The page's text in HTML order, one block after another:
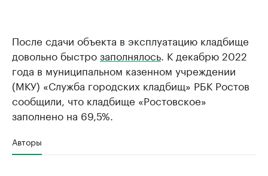
После сдачи объекта в эксплуатацию кладбище
довольно быстрозаполнялось . К декабрю 2022
года в муниципальном казенном учреждении
(МКУ) «Служба городских кладбищ» РБК Ростов
сообщили, что кладбище «Ростовское»
заполнено на 69,5%.
Авторы